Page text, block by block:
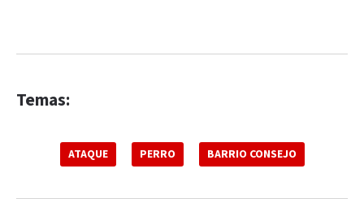
Temas:
ATAQUE PERRO BARRIO CONSEJO